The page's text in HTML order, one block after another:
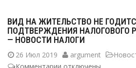
ВИД НА ЖИТЕЛЬСТВО НЕ
ПОДТВЕРЖДЕНИЯ НАЛОГОВОГО
— НОВОСТИ НАЛОГИ
26 Июл 2019 argument